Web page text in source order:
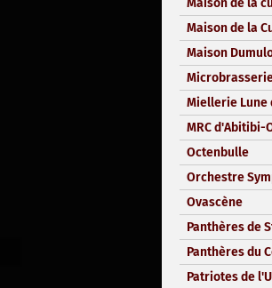
Maison de la
Maison
Miellerie Lune
MRC d'Abitibi-
Octenbulle
Orchestre
Ovascène
Panthères de
Panthères du
Patriotes de